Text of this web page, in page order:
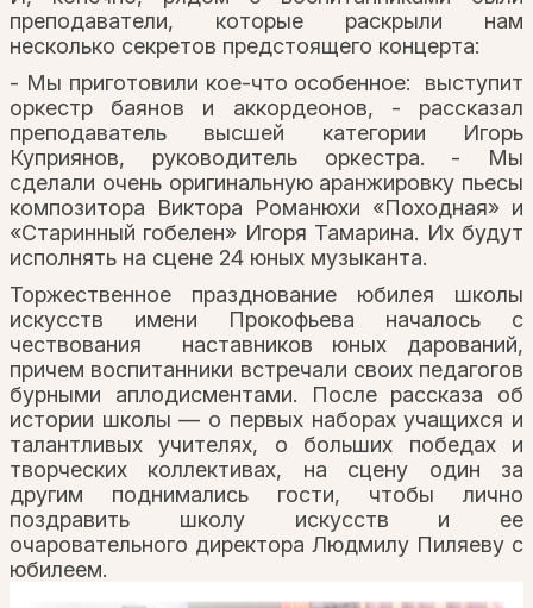
преподаватели, которые раскрыли нам
несколько секретов предстоящего концерта:
- Мы приготовили кое-что особенное: выступит
оркестр баянов и аккордеонов, - рассказал
преподаватель высшей категории Игорь
Куприянов, руководитель оркестра. - Мы
сделали очень оригинальную аранжировку пьесы
композитора Виктора Романюхи «Походная» и
«Старинный гобелен» Игоря Тамарина. Их будут
исполнять на сцене 24 юных музыканта.
Торжественное празднование юбилея школы
искусств имени Прокофьева началось с
чествования наставников юных дарований,
причем воспитанники встречали своих педагогов
бурными аплодисментами. После рассказа об
истории школы — о первых наборах учащихся и
талантливых учителях, о больших победах и
творческих коллективах, на сцену один за
другим поднимались гости, чтобы лично
поздравить школу искусств и ее
очаровательного директора Людмилу Пиляеву с
юбилеем.